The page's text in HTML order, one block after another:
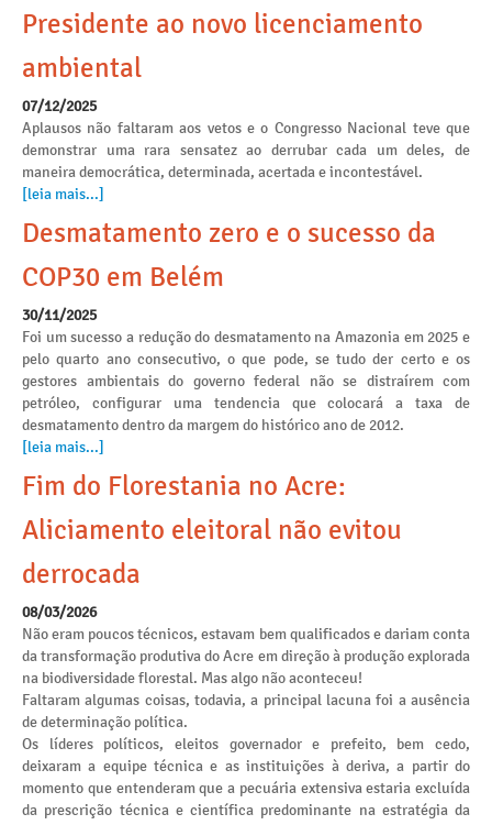
Presidente ao novo licenciamento
ambiental
07/12/2025
Aplausos não faltaram aos vetos e o Congresso Nacional teve que
demonstrar uma rara sensatez ao derrubar cada um deles, de
maneira democrática, determinada, acertada e incontestável.
[leia mais...]
Desmatamento zero e o sucesso da
COP30 em Belém
30/11/2025
Foi um sucesso a redução do desmatamento na Amazonia em 2025 e
pelo quarto ano consecutivo, o que pode, se tudo der certo e os
gestores ambientais do governo federal não se distraírem com
petróleo, configurar uma tendencia que colocará a taxa de
desmatamento dentro da margem do histórico ano de 2012.
[leia mais...]
Fim do Florestania no Acre:
Aliciamento eleitoral não evitou
derrocada
08/03/2026
Não eram poucos técnicos, estavam bem qualificados e dariam conta
da transformação produtiva do Acre em direção à produção explorada
na biodiversidade florestal. Mas algo não aconteceu!
Faltaram algumas coisas, todavia, a principal lacuna foi a ausência
de determinação política.
Os líderes políticos, eleitos governador e prefeito, bem cedo,
deixaram a equipe técnica e as instituições à deriva, a partir do
momento que entenderam que a pecuária extensiva estaria excluída
da prescrição técnica e científica predominante na estratégia da